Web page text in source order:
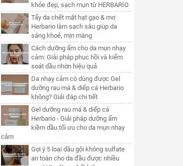
khỏe đẹp, sạch mụn từ HERBARIO
Tẩy da chết mặt hạt gạo & mơ
Herbario làm sạch sâu giúp da
sáng khoẻ, mịn màng
Cách dưỡng ẩm cho da mụn nhạy
cảm: Giải pháp phục hồi và kiểm
soát dầu nhờn hiệu quả
Da nhạy cảm có dùng được Gel
dưỡng rau má & diếp cá Herbario
không? Giải đáp chi tiết
Gel dưỡng rau má & diếp cá
Herbario - Giải pháp dưỡng ẩm
kiềm dầu tối ưu cho da mụn nhạy
cảm
Gợi ý 5 loại dầu gội không sulfate
an toàn cho da đầu được nhiều